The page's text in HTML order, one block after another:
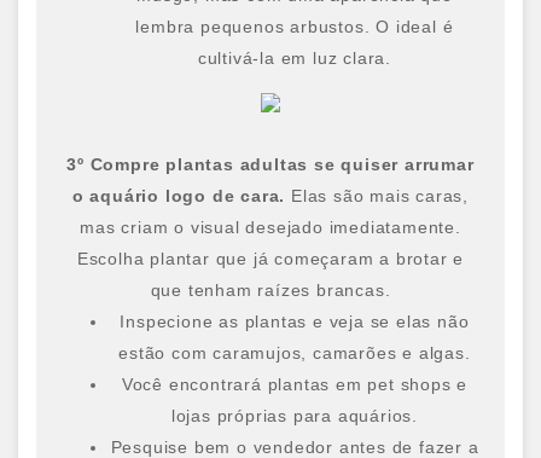
lembra pequenos arbustos. O ideal é
cultivá-la em luz clara.
3º Compre plantas adultas se quiser arrumar
o aquário logo de cara. Elas são mais caras,
mas criam o visual desejado imediatamente.
Escolha plantar que já começaram a brotar e
que tenham raízes brancas.
Inspecione as plantas e veja se elas não
estão com caramujos, camarões e algas.
Você encontrará plantas em pet shops e
lojas próprias para aquários.
Pesquise bem o vendedor antes de fazer a